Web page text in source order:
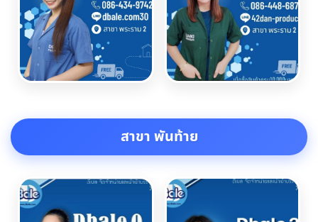
สาขา พันท้าย